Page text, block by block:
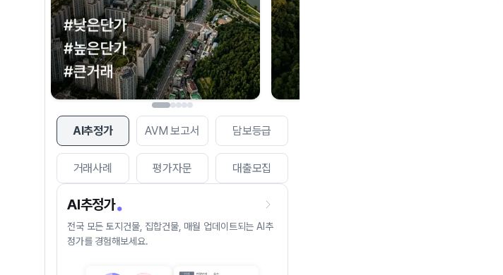
AI추정가 AVM 보고서 담보등급
거래사례 평가자문 대출모집
AI추정가
전국 모든 토지건물, 집합건물, 매월 업데이트되는 AI추
정가를 경험해보세요.